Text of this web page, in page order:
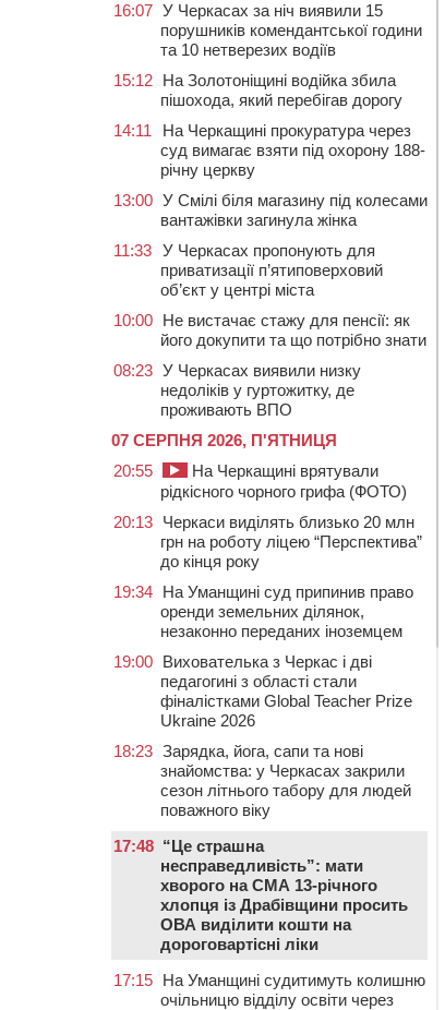
16:07 У Черкасах за ніч виявили 15
порушників комендантської години
та 10 нетверезих водіїв
15:12 На Золотоніщині водійка збила
пішохода, який перебігав дорогу
14:11
На Черкащині прокуратура через
суд вимагає взяти під охорону 188-
річну церкву
13:00 У Смілі біля магазину під колесами
вантажівки загинула жінка
11:33 У Черкасах пропонують для
приватизації п’ятиповерховий
об’єкт у центрі міста
10:00 Не вистачає стажу для пенсії: як
його докупити та що потрібно знати
08:23 У Черкасах виявили низку
недоліків у гуртожитку, де
проживають ВПО
07 СЕРПНЯ 2026, П'ЯТНИЦЯ
20:55
На Черкащині врятували
рідкісного чорного грифа (ФОТО)
20:13 Черкаси виділять близько 20 млн
грн на роботу ліцею “Перспектива”
до кінця року
19:34 На Уманщині суд припинив право
оренди земельних ділянок,
незаконно переданих іноземцем
19:00 Вихователька з Черкас і дві
педагогині з області стали
фіналістками Global Teacher Prize
Ukraine 2026
18:23 Зарядка, йога, сапи та нові
знайомства: у Черкасах закрили
сезон літнього табору для людей
поважного віку
17:48 “Це страшна
несправедливість”: мати
хворого на СМА 13-річного
хлопця із Драбівщини просить
ОВА виділити кошти на
дороговартісні ліки
17:15 На Уманщині судитимуть колишню
очільницю відділу освіти через